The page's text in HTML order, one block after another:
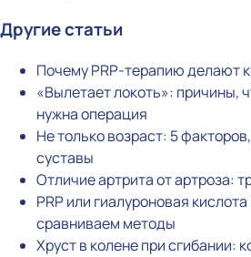
Другие статьи
Почему PRP-терапию делают
«Вылетает локоть»: причины,
нужна операция
Не только возраст: 5
суставы
Отличие артрита от артроза:
PRP или гиалуроновая
сравниваем методы
Хруст в колене при сгибании: